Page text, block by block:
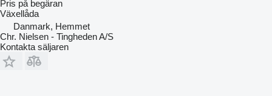
Pris på begäran
Växellåda
Danmark, Hemmet
Chr. Nielsen - Tingheden A/S
Kontakta säljaren